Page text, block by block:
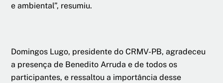
e ambiental”, resumiu.
Domingos Lugo, presidente do CRMV-PB, agradeceu
a presença de Benedito Arruda e de todos os
participantes, e ressaltou a importância desse